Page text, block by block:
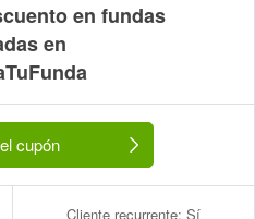
en fundas
en
cupón
Cliente recurrente: Sí